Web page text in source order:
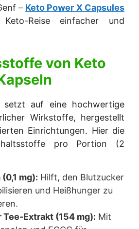
– Keto Power X Capsules
Reise einfacher und
von Keto
setzt auf eine hochwertige
Wirkstoffe, hergestellt
Einrichtungen. Hier die
pro Portion (2
mg): Hilft, den Blutzucker
und Heißhunger zu
Tee-Extrakt (154 mg): Mit